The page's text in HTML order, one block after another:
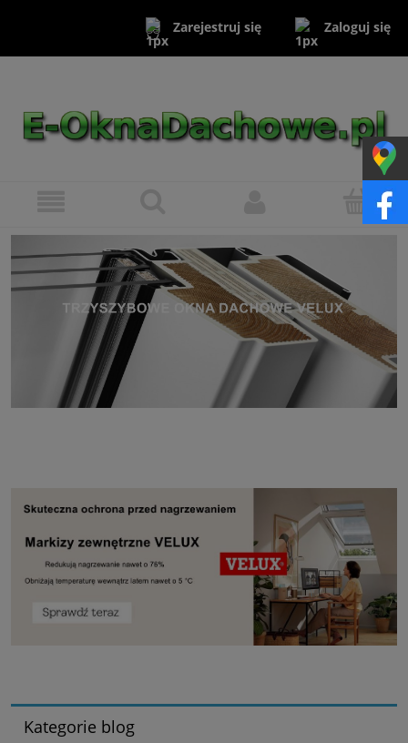
Zarejestruj się Zaloguj się
Kategorie blog